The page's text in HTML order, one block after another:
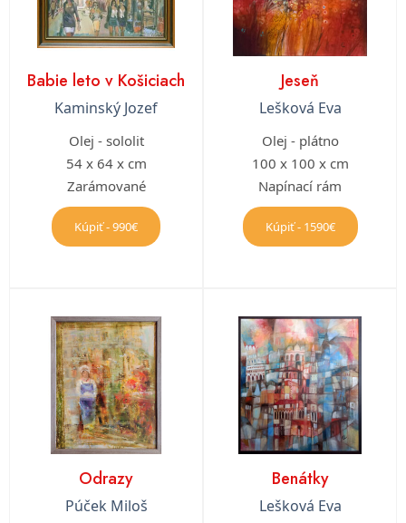
Babie leto v Košiciach
Kaminský Jozef
Olej - sololit
54 x 64 x cm
Zarámované
Kúpiť - 990€
Jeseň
Lešková Eva
Olej - plátno
100 x 100 x cm
Napínací rám
Kúpiť - 1590€
Odrazy
Púček Miloš
Benátky
Lešková Eva